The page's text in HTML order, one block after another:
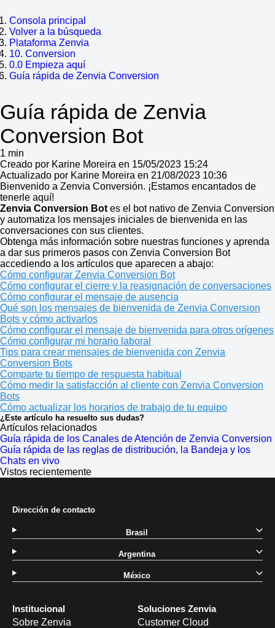
Consola principal
Volver a la búsqueda
Plataforma Zenvia
10. Conversion
0.0 Empieza aquí
Guía rápida de Zenvia Conversion
Guía rápida de Zenvia
Conversion Bot
1 min
Creado por Karine Moreira en 15/05/2023 15:24
Actualizado por Karine Moreira en 21/08/2023 10:36
Bienvenido a Zenvia Conversión. ¡Estamos encantados de
tenerle aquí!
Zenvia Conversion Bot es el bot nativo de Zenvia Conversion
y automatiza los mensajes iniciales de bienvenida en las
conversaciones con sus clientes.
Obtenga más información sobre nuestras funciones y aprenda
a dar sus primeros pasos con Zenvia Conversion Bot
accediendo a los artículos que aparecen a abajo:
Cómo configurar Zenvia Conversion Bot
Cómo configurar el cierre y la reasignación de conversaciones
Cómo configurar el mensaje de ausencia
Qué son los mensajes de bienvenida de Zenvia Conversion
Bots y cómo activarlos
Cómo configurar el mensaje de bienvenida para otros orígenes
Cómo configurar mi horario laboral
Tips para crear mensajes de bienvenida con Zenvia
Conversion Bots
Comparte tu tiempo de respuesta habitual
Cómo medir la satisfacción al cliente con Zenvia Conversion
Bots
Cómo actualizar los horarios de trabajo de tu equipo
¿Este artículo ha resuelto sus dudas?
Artículos relacionados
Guía rápida de los Canales de Atención de Zenvia Conversion
Guía rápida de las reglas de distribución, la Bandeja y los
Chats en vivo
Vistos recientemente
Institucional
Sobre Zenvia
Soluciones Zenvia
Customer Cloud
Dirección de contacto
Brasil
Argentina
México